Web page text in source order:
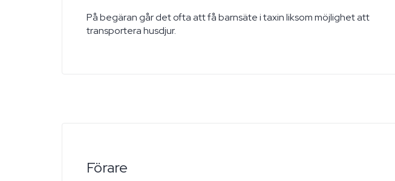
På begäran går det ofta att få barnsäte i taxin liksom möjlighet att
transportera husdjur.
Förare